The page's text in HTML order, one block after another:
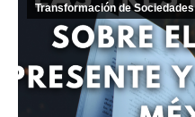
Transformación de Sociedades